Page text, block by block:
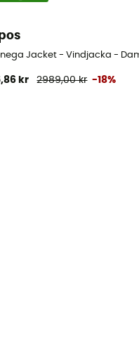
Jacket - Vindjacka -
kr 2989,00 kr -18%